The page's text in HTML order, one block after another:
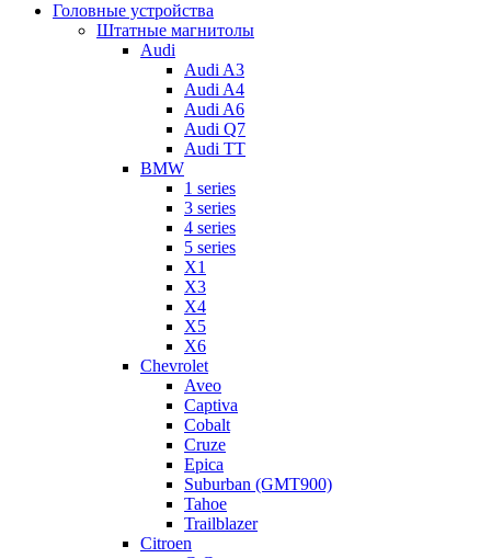
Головные устройства
Штатные магнитолы
Audi
Audi A3
Audi A4
Audi A6
Audi Q7
Audi TT
BMW
1 series
3 series
4 series
5 series
X1
X3
X4
X5
X6
Chevrolet
Aveo
Captiva
Cobalt
Cruze
Epica
Suburban (GMT900)
Tahoe
Trailblazer
Citroen